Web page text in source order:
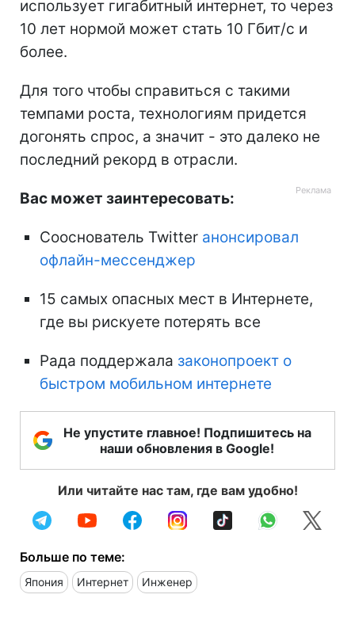
использует гигабитный интернет, то через
10 лет нормой может стать 10 Гбит/с и
более.
Для того чтобы справиться с такими
темпами роста, технологиям придется
догонять спрос, а значит - это далеко не
последний рекорд в отрасли.
Вас может заинтересовать:
Сооснователь Twitter анонсировал
офлайн-мессенджер
15 самых опасных мест в Интернете,
где вы рискуете потерять все
Рада поддержала законопроект о
быстром мобильном интернете
Не упустите главное! Подпишитесь на
наши обновления в Google!
Или читайте нас там, где вам удобно!
Больше по теме:
Япония Интернет Инженер